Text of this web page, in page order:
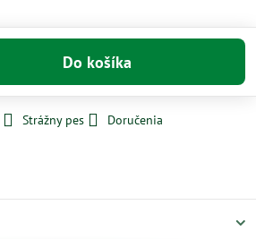
Do košíka
Strážny pes
Doručenia